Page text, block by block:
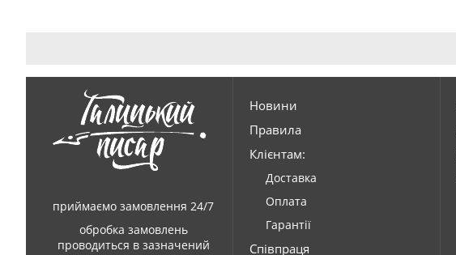
приймаємо замовлення 24/7
обробка замовлень
проводиться в зазначений
Новини
Правила
Клієнтам:
Доставка
Оплата
Гарантії
Співпраця